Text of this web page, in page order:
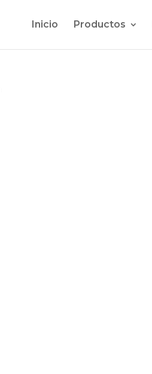
Inicio Productos